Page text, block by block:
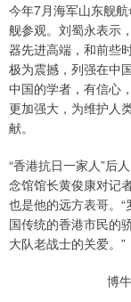
今年7月海军山东舰
舰参观。刘蜀永表示
器先进高端，和前些
极为震撼，列强在中
中国的学者，有信心
更加强大，为维护人
献。
“香港抗日一家人”后
念馆馆长黄俊康对记
也是他的远方表哥。
国传统的香港市民的
大队老战士的关爱。”
博